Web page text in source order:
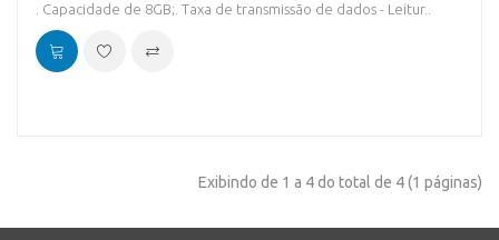
. Capacidade de 8GB;. Taxa de transmissão de dados - Leitur..
Exibindo de 1 a 4 do total de 4 (1 páginas)